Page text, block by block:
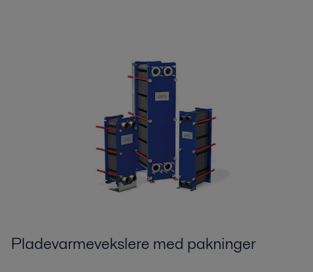
Pladevarmevekslere med pakninger